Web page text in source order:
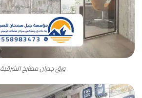
ورق جدران مطابخ الشرقية